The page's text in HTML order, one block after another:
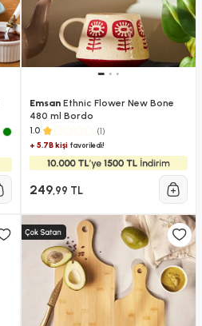
EmsanEthnic Flower New Bone
480 ml Bordo
1.0 (1)
+ 5.7B kişifavoriledi!
249,99 TL